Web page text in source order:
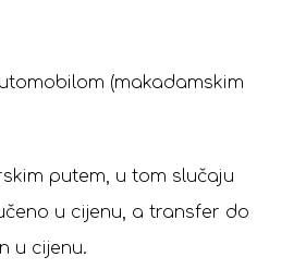
(makadamskim
putem, u tom slučaju
u cijenu, a transfer do
u cijenu.